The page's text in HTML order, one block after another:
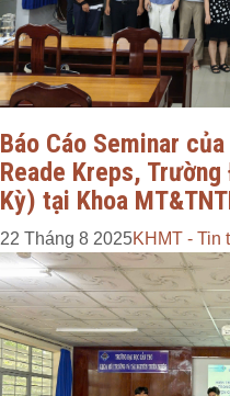
Báo Cáo Seminar
Reade Kreps,
Kỳ) tại Khoa
22 Tháng 8 2025KHMT - Tin